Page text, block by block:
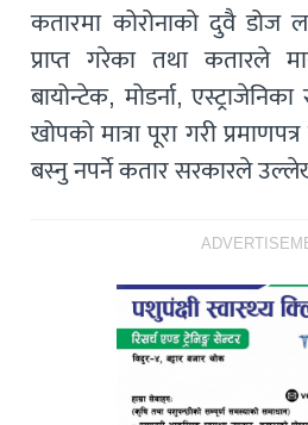
कतारमा कोरोनाको दुवै डोज
प्राप्त गरेका तथा कतारले
बायोन्टेक, मोडर्ना,
खोपको मात्रा पूरा गरी
बस्नु नपर्ने कतार सरकारले